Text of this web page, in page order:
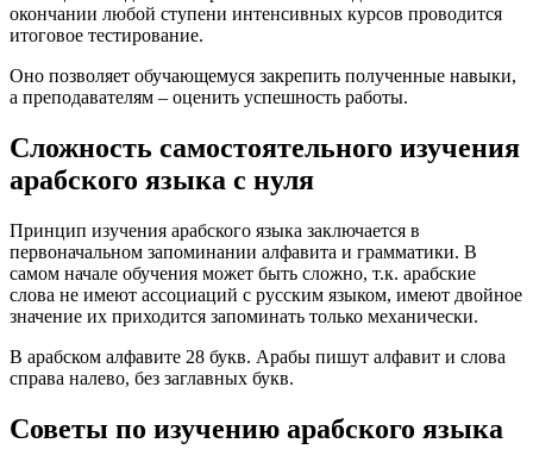
окончании любой ступени интенсивных курсов проводится
итоговое тестирование.
Оно позволяет обучающемуся закрепить полученные навыки,
а преподавателям – оценить успешность работы.
Сложность самостоятельного изучения
арабского языка с нуля
Принцип изучения арабского языка заключается в
первоначальном запоминании алфавита и грамматики. В
самом начале обучения может быть сложно, т.к. арабские
слова не имеют ассоциаций с русским языком, имеют двойное
значение их приходится запоминать только механически.
В арабском алфавите 28 букв. Арабы пишут алфавит и слова
справа налево, без заглавных букв.
Советы по изучению арабского языка